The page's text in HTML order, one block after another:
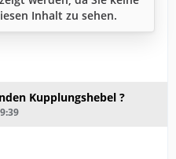
Inhalt zu sehen.
Kupplungshebel ?